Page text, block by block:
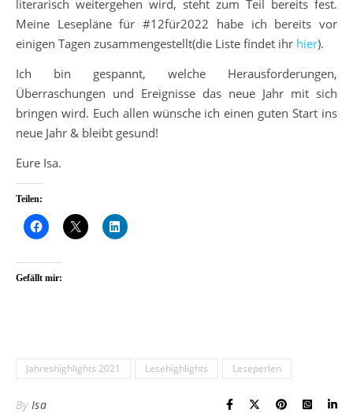
literarisch weitergehen wird, steht zum Teil bereits fest.
Meine Lesepläne für #12für2022 habe ich bereits vor
einigen Tagen zusammengestellt(die Liste findet ihr hier).
Ich bin gespannt, welche Herausforderungen,
Überraschungen und Ereignisse das neue Jahr mit sich
bringen wird. Euch allen wünsche ich einen guten Start ins
neue Jahr & bleibt gesund!
Eure Isa.
Teilen:
Gefällt mir:
Jahreshighlights 2021 Lesehighlights Leseperlen
By Isa